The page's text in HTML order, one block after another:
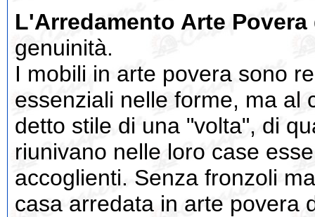
L'Arredamento Arte Povera
genuinità.
I mobili in arte povera sono
essenziali nelle forme, ma al
detto stile di una "volta", di
riunivano nelle loro case
accoglienti. Senza fronzoli
casa arredata in arte povera